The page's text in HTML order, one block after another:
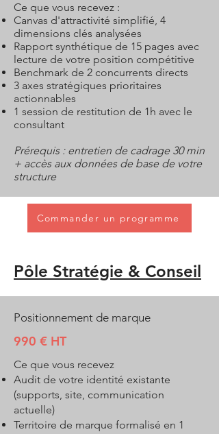
Ce que vous recevez :
Canvas d'attractivité simplifié, 4
dimensions clés analysées
Rapport synthétique de 15 pages avec
lecture de votre position compétitive
Benchmark de 2 concurrents directs
3 axes stratégiques prioritaires
actionnables
1 session de restitution de 1h avec le
consultant
Prérequis : entretien de cadrage 30 min
+ accès aux données de base de votre
structure
Commander un programme
Pôle Stratégie & Conseil
Positionnement de marque
990 € HT
Ce que vous recevez
Audit de votre identité existante
(supports, site, communication
actuelle)
Territoire de marque formalisé en 1